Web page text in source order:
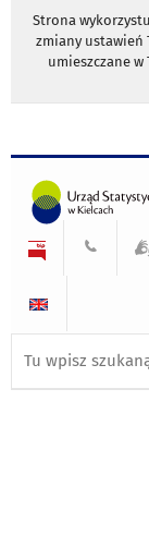
Strona
zmiany ustawień
umieszczane